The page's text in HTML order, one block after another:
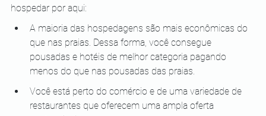
hospedar por aqui:
A maioria das hospedagens são mais econômicas do
que nas praias. Dessa forma, você consegue
pousadas e hotéis de melhor categoria pagando
menos do que nas pousadas das praias.
Você está perto do comércio e de uma variedade de
restaurantes que oferecem uma ampla oferta